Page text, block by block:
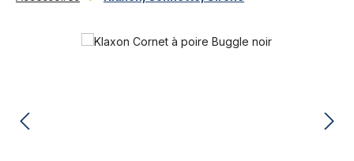
Ignorer la galerie d'images